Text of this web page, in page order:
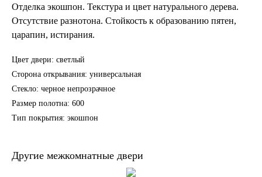
Отделка экошпон. Текстура и цвет натурального дерева.
Отсутствие разнотона. Стойкость к образованию пятен,
царапин, истирания.
Цвет двери: светлый
Сторона открывания: универсальная
Стекло: черное непрозрачное
Размер полотна: 600
Тип покрытия: экошпон
Другие межкомнатные двери